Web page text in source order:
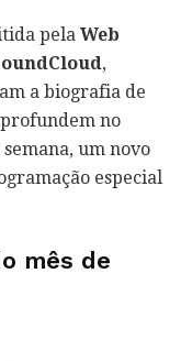
pela Web
,
a biografia de
no
um novo
especial
mês de